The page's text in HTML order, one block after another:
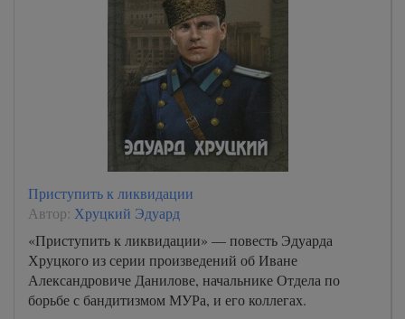
Приступить к ликвидации
Автор: Хруцкий Эдуард
«Приступить к ликвидации» — повесть Эдуарда
Хруцкого из серии произведений об Иване
Александровиче Данилове, начальнике Отдела по
борьбе с бандитизмом МУРа, и его коллегах.